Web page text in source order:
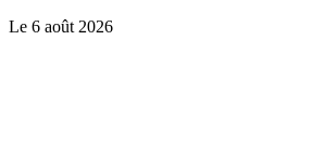
Le 6 août 2026